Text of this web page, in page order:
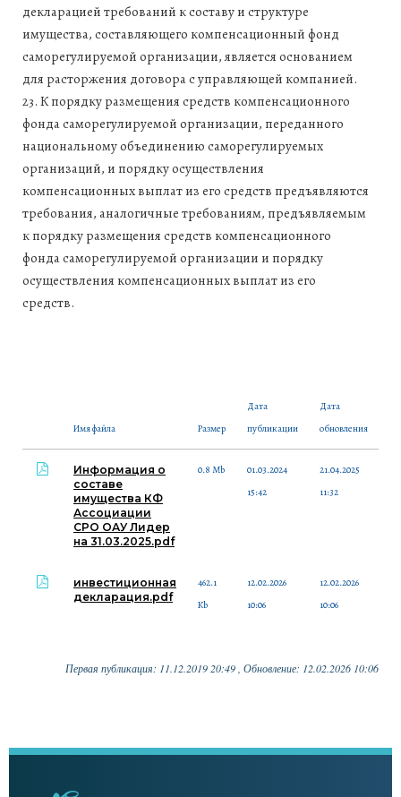
декларацией требований к составу и структуре
имущества, составляющего компенсационный фонд
саморегулируемой организации, является основанием
для расторжения договора с управляющей компанией.
23. К порядку размещения средств компенсационного
фонда саморегулируемой организации, переданного
национальному объединению саморегулируемых
организаций, и порядку осуществления
компенсационных выплат из его средств предъявляются
требования, аналогичные требованиям, предъявляемым
к порядку размещения средств компенсационного
фонда саморегулируемой организации и порядку
осуществления компенсационных выплат из его
средств.
Имя файла Размер
Дата
публикации
Дата
обновления
Информация о
составе
имущества КФ
Ассоциации
СРО ОАУ Лидер
на 31.03.2025.pdf
0.8 Mb
01.03.2024
15:42
21.04.2025
11:32
инвестиционная
декларация.pdf
462.1
Kb
12.02.2026
10:06
12.02.2026
10:06
Первая публикация: 11.12.2019 20:49 , Обновление: 12.02.2026 10:06